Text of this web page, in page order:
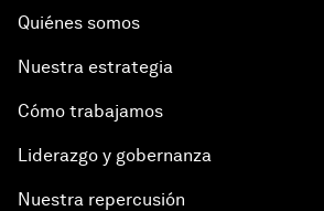
Quiénes somos
Nuestra estrategia
Cómo trabajamos
Liderazgo y gobernanza
Nuestra repercusión